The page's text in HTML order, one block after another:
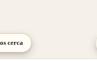
cerca